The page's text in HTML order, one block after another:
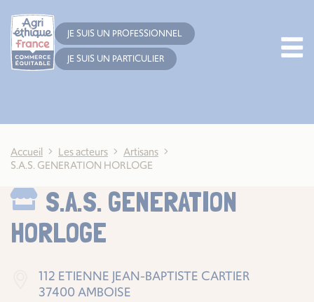
JE SUIS UN PROFESSIONNEL
JE SUIS UN PARTICULIER
Accueil Les acteurs
Artisans
S.A.S. GENERATION HORLOGE
S.A.S. GENERATION
HORLOGE
112 ETIENNE JEAN-BAPTISTE CARTIER
37400 AMBOISE